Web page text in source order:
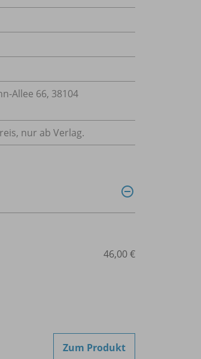
Allee 66, 38104
nur ab Verlag.
46,00 €
Zum Produkt